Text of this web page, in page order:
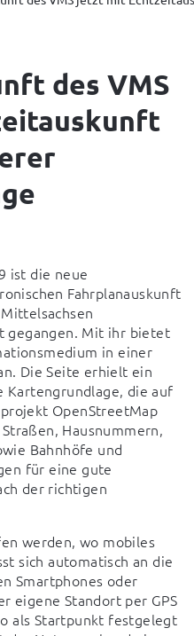
des VMS
ist die neue
Fahrplanauskunft
gegangen. Mit ihr bietet
in einer
Die Seite erhielt ein
Kartengrundlage, die auf
OpenStreetMap
Hausnummern,
Bahnhöfe und
für eine gute
der richtigen
werden, wo mobiles
sich automatisch an die
Smartphones oder
eigene Standort per GPS
als Startpunkt festgelegt